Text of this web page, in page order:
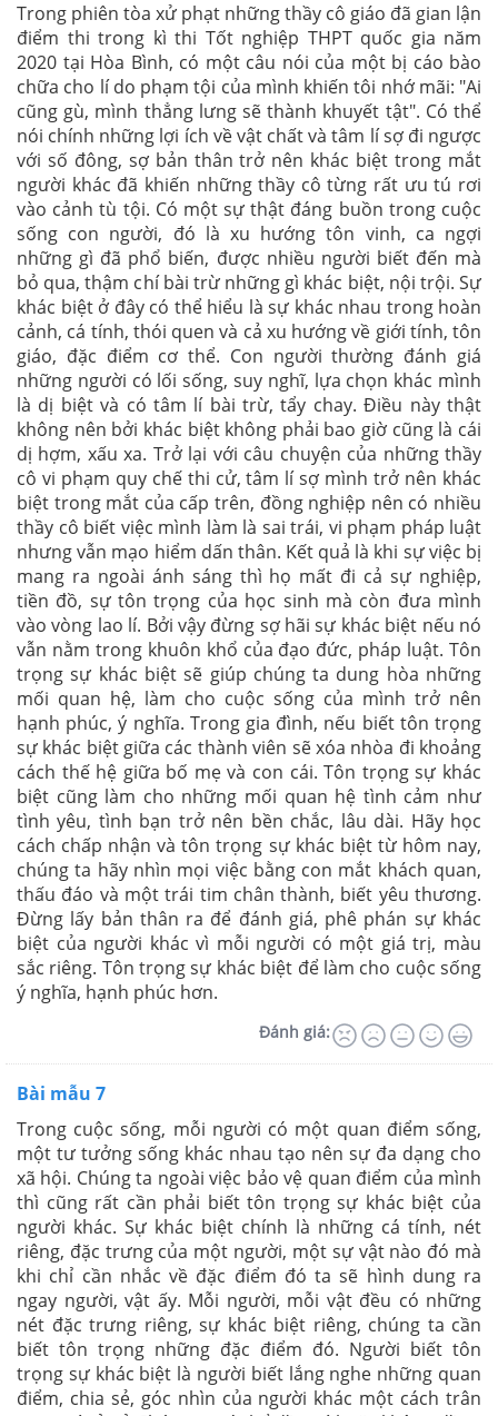
Trong phiên tòa xử phạt những thầy cô giáo đã gian lận
điểm thi trong kì thi Tốt nghiệp THPT quốc gia năm
2020 tại Hòa Bình, có một câu nói của một bị cáo bào
chữa cho lí do phạm tội của mình khiến tôi nhớ mãi: "Ai
cũng gù, mình thẳng lưng sẽ thành khuyết tật". Có thể
nói chính những lợi ích về vật chất và tâm lí sợ đi ngược
với số đông, sợ bản thân trở nên khác biệt trong mắt
người khác đã khiến những thầy cô từng rất ưu tú rơi
vào cảnh tù tội. Có một sự thật đáng buồn trong cuộc
sống con người, đó là xu hướng tôn vinh, ca ngợi
những gì đã phổ biến, được nhiều người biết đến mà
bỏ qua, thậm chí bài trừ những gì khác biệt, nội trội. Sự
khác biệt ở đây có thể hiểu là sự khác nhau trong hoàn
cảnh, cá tính, thói quen và cả xu hướng về giới tính, tôn
giáo, đặc điểm cơ thể. Con người thường đánh giá
những người có lối sống, suy nghĩ, lựa chọn khác mình
là dị biệt và có tâm lí bài trừ, tẩy chay. Điều này thật
không nên bởi khác biệt không phải bao giờ cũng là cái
dị hợm, xấu xa. Trở lại với câu chuyện của những thầy
cô vi phạm quy chế thi cử, tâm lí sợ mình trở nên khác
biệt trong mắt của cấp trên, đồng nghiệp nên có nhiều
thầy cô biết việc mình làm là sai trái, vi phạm pháp luật
nhưng vẫn mạo hiểm dấn thân. Kết quả là khi sự việc bị
mang ra ngoài ánh sáng thì họ mất đi cả sự nghiệp,
tiền đồ, sự tôn trọng của học sinh mà còn đưa mình
vào vòng lao lí. Bởi vậy đừng sợ hãi sự khác biệt nếu nó
vẫn nằm trong khuôn khổ của đạo đức, pháp luật. Tôn
trọng sự khác biệt sẽ giúp chúng ta dung hòa những
mối quan hệ, làm cho cuộc sống của mình trở nên
hạnh phúc, ý nghĩa. Trong gia đình, nếu biết tôn trọng
sự khác biệt giữa các thành viên sẽ xóa nhòa đi khoảng
cách thế hệ giữa bố mẹ và con cái. Tôn trọng sự khác
biệt cũng làm cho những mối quan hệ tình cảm như
tình yêu, tình bạn trở nên bền chắc, lâu dài. Hãy học
cách chấp nhận và tôn trọng sự khác biệt từ hôm nay,
chúng ta hãy nhìn mọi việc bằng con mắt khách quan,
thấu đáo và một trái tim chân thành, biết yêu thương.
Đừng lấy bản thân ra để đánh giá, phê phán sự khác
biệt của người khác vì mỗi người có một giá trị, màu
sắc riêng. Tôn trọng sự khác biệt để làm cho cuộc sống
ý nghĩa, hạnh phúc hơn.
Đánh giá:
Bài mẫu 7
Trong cuộc sống, mỗi người có một quan điểm sống,
một tư tưởng sống khác nhau tạo nên sự đa dạng cho
xã hội. Chúng ta ngoài việc bảo vệ quan điểm của mình
thì cũng rất cần phải biết tôn trọng sự khác biệt của
người khác. Sự khác biệt chính là những cá tính, nét
riêng, đặc trưng của một người, một sự vật nào đó mà
khi chỉ cần nhắc về đặc điểm đó ta sẽ hình dung ra
ngay người, vật ấy. Mỗi người, mỗi vật đều có những
nét đặc trưng riêng, sự khác biệt riêng, chúng ta cần
biết tôn trọng những đặc điểm đó. Người biết tôn
trọng sự khác biệt là người biết lắng nghe những quan
điểm, chia sẻ, góc nhìn của người khác một cách trân